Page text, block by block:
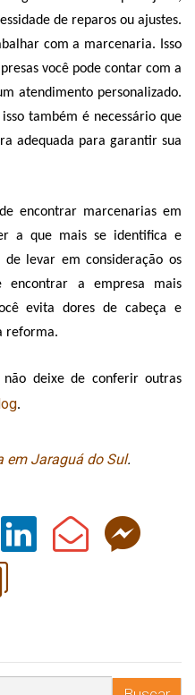
de reparos ou ajustes.
com a marcenaria. Isso
você pode contar com a
atendimento personalizado.
também é necessário que
adequada para garantir sua
encontrar marcenarias em
a que mais se identifica e
de levar em consideração os
a empresa mais
evita dores de cabeça e
reforma.
não deixe de conferir outras
.
em Jaraguá do Sul.